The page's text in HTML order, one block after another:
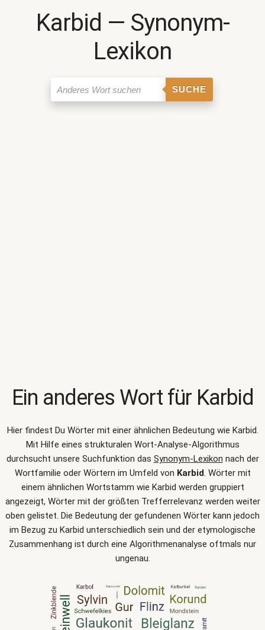
Karbid ― Synonym-
Lexikon
SUCHE
Ein anderes Wort für Karbid
Hier findest Du Wörter mit einer ähnlichen Bedeutung wie Karbid.
Mit Hilfe eines strukturalen Wort-Analyse-Algorithmus
durchsucht unsere Suchfunktion das Synonym-Lexikon nach der
Wortfamilie oder Wörtern im Umfeld von Karbid. Wörter mit
einem ähnlichen Wortstamm wie Karbid werden gruppiert
angezeigt, Wörter mit der größten Trefferrelevanz werden weiter
oben gelistet. Die Bedeutung der gefundenen Wörter kann jedoch
im Bezug zu Karbid unterschiedlich sein und der etymologische
Zusammenhang ist durch eine Algorithmenanalyse oftmals nur
ungenau.